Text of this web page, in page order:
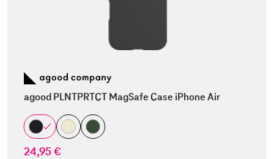
agood PLNTPRTCT MagSafe Case iPhone Air
24,95 €